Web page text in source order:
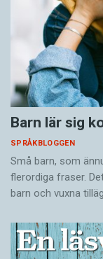
Barn lär sig
SPRÅKBLOGGEN
Små barn, som
flerordiga fraser.
barn och vuxna